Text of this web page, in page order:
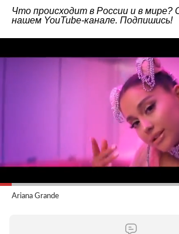
Что происходит в России и в мире?
нашем YouTube-канале. Подпишись!
Ariana Grande